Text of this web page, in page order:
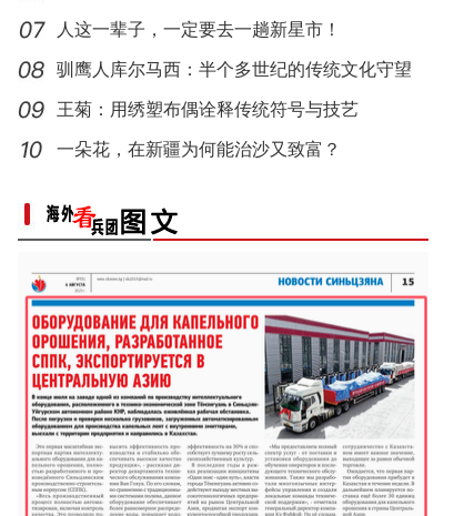
金秋时节丰收忙 万亩食葵喜丰收
离
人这一辈子，一定要去一趟新星市！
驯鹰人库尔马西：半个多世纪的传统文化守望
王菊：用绣塑布偶诠释传统符号与技艺
一朵花，在新疆为何能治沙又致富？